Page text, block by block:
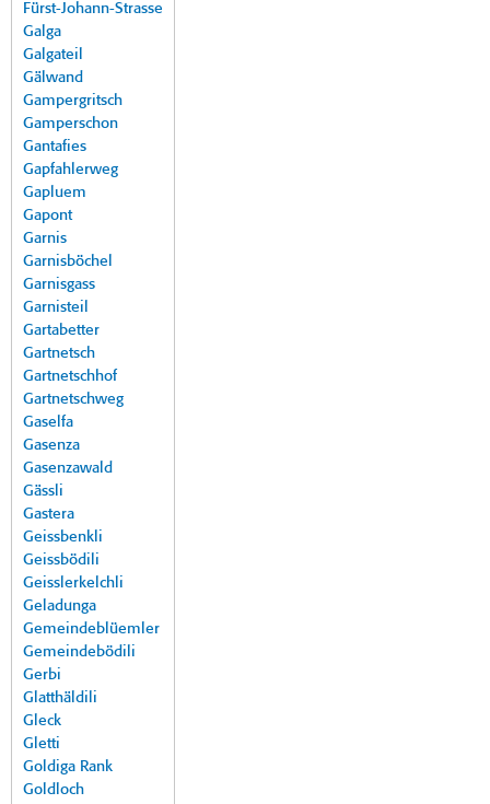
Fürst-Johann-Strasse
Galga
Galgateil
Gälwand
Gampergritsch
Gamperschon
Gantafies
Gapfahlerweg
Gapluem
Gapont
Garnis
Garnisböchel
Garnisgass
Garnisteil
Gartabetter
Gartnetsch
Gartnetschhof
Gartnetschweg
Gaselfa
Gasenza
Gasenzawald
Gässli
Gastera
Geissbenkli
Geissbödili
Geisslerkelchli
Geladunga
Gemeindeblüemler
Gemeindebödili
Gerbi
Glatthäldili
Gleck
Gletti
Goldiga Rank
Goldloch